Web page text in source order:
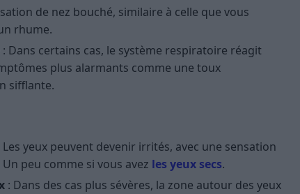
de nez bouché, similaire à celle que vous
rhume.
: Dans certains cas, le système respiratoire réagit
plus alarmants comme une toux
sifflante.
Les yeux peuvent devenir irrités, avec une sensation
peu comme si vous avez les yeux secs.
: Dans des cas plus sévères, la zone autour des yeux